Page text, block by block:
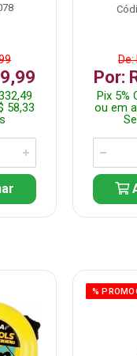
58,33
De:
Por:
Pix 5%
ou em
%